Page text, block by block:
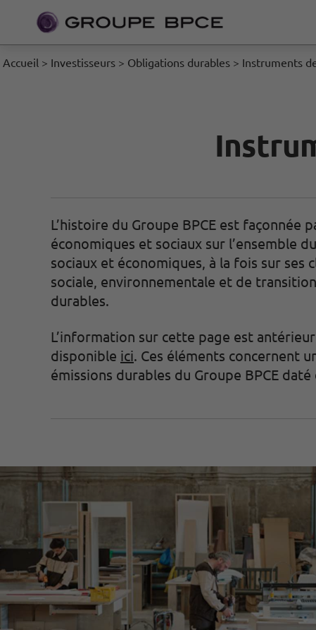
Accueil > Investisseurs > Obligations durables > Instruments
L’histoire du Groupe BPCE est
économiques et sociaux sur l’ensemble
sociaux et économiques, à la fois sur ses
sociale, environnementale et de
durables.
L’information sur cette page est
disponible ici. Ces éléments concernent
émissions durables du Groupe BPCE daté